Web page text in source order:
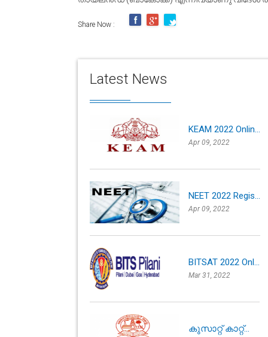
Share Now :
Latest News
KEAM 2022 Onlin...
Apr 09, 2022
NEET 2022 Regis...
Apr 09, 2022
BITSAT 2022 Onl...
Mar 31, 2022
കുസാറ്റ് കാറ്റ്...